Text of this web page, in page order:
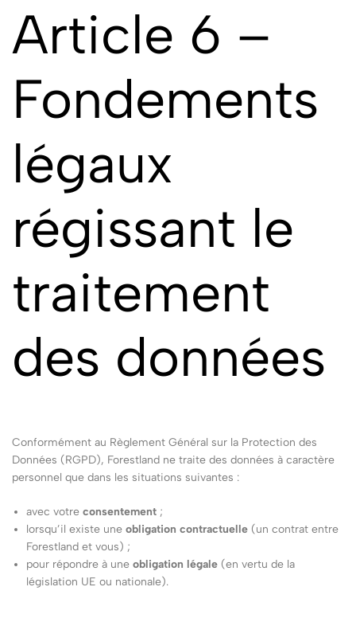
Article 6 –
Fondements
légaux
régissant le
traitement
des données
Conformément au Règlement Général sur la Protection des
Données (RGPD), Forestland ne traite des données à caractère
personnel que dans les situations suivantes :
avec votreconsentement ;
lorsqu’il existe uneobligation contractuelle (un contrat entre
Forestland et vous) ;
pour répondre à uneobligation légale (en vertu de la
législation UE ou nationale).